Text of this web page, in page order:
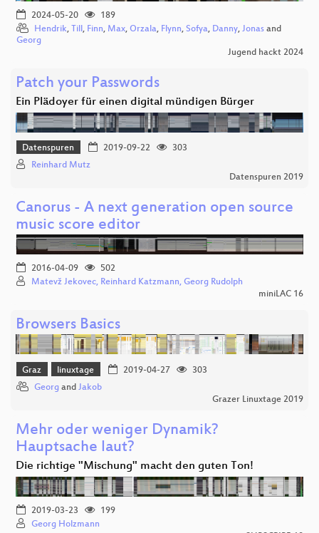
2024-05-20
189
Hendrik, Till , Finn, Max, Orzala, Flynn, Sofya, Danny, Jonas and
Georg
Jugend hackt 2024
Patch your Passwords
Ein Plädoyer für einen digital mündigen Bürger
Datenspuren 2019-09-22
303
Reinhard Mutz
Datenspuren 2019
Canorus - A next generation open source
music score editor
2016-04-09
502
Matevž Jekovec, Reinhard Katzmann, Georg Rudolph
miniLAC 16
Browsers Basics
Graz linuxtage 2019-04-27
303
Georg and Jakob
Grazer Linuxtage 2019
Mehr oder weniger Dynamik?
Hauptsache laut?
Die richtige "Mischung" macht den guten Ton!
2019-03-23
199
Georg Holzmann